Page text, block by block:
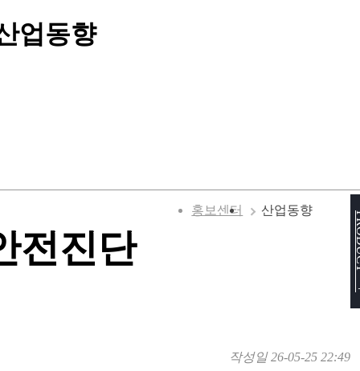
업동향
홍보센터 산업동향
전진단
작성일26-05-25 22:49